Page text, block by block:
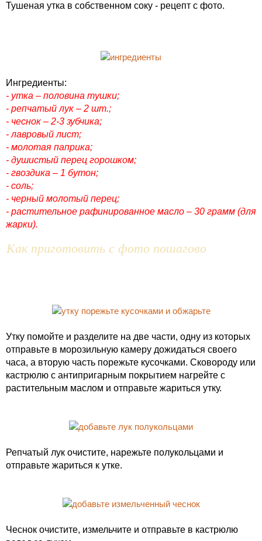
Тушеная утка в собственном соку - рецепт с фото.
Ингредиенты:
- утка – половина тушки;
- репчатый лук – 2 шт.;
- чеснок – 2-3 зубчика;
- лавровый лист;
- молотая паприка;
- душистый перец горошком;
- гвоздика – 1 бутон;
- соль;
- черный молотый перец;
- растительное рафинированное масло – 30 грамм (для
жарки).
Как приготовить с фото пошагово
Утку помойте и разделите на две части, одну из которых
отправьте в морозильную камеру дожидаться своего
часа, а вторую часть порежьте кусочками. Сковороду или
кастрюлю с антипригарным покрытием нагрейте с
растительным маслом и отправьте жариться утку.
Репчатый лук очистите, нарежьте полукольцами и
отправьте жариться к утке.
Чеснок очистите, измельчите и отправьте в кастрюлю